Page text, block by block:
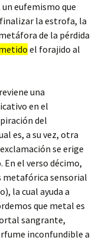
un eufemismo que
la estrofa, la
de la pérdida
el forajido al
una
en el
del
es, a su vez, otra
se erige
el verso décimo,
metafórica sensorial
la cual ayuda a
que metal es
sangrante,
inconfundible a